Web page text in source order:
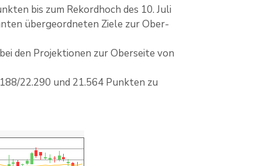
bis zum Rekordhoch des 10. Juli
übergeordneten Ziele zur Ober-
den Projektionen zur Oberseite von
22.290 und 21.564 Punkten zu